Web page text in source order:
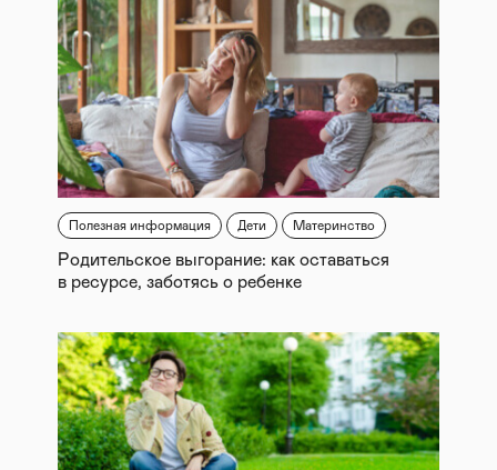
Полезная информация Дети Материнство
Родительское выгорание: как оставаться
в ресурсе, заботясь о ребенке